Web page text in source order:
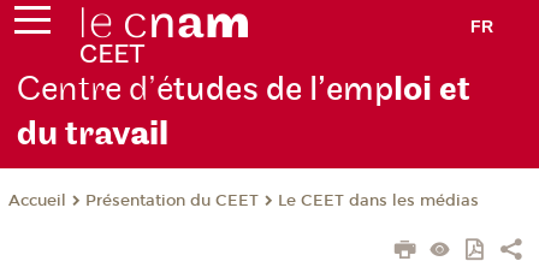
FR
Centre d’études de l’emploi et
du travail
Accueil Présentation du CEET Le CEET dans les médias